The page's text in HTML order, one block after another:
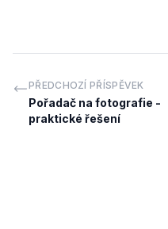
PŘEDCHOZÍ PŘÍSPĚVEK
Pořadač na fotografie -
praktické řešení